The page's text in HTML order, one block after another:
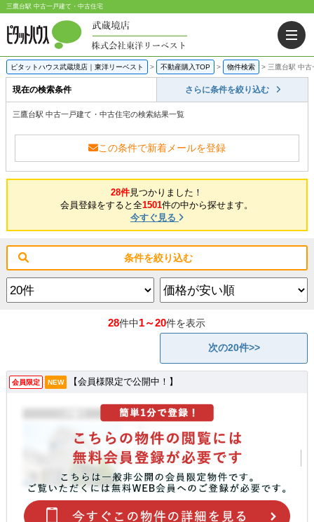
三鷹台駅 中古一戸建て・中古住宅
ピタットハウス武蔵境店｜東洋リーベスト > 不動産購入TOP > 物件検索 > 三鷹台駅 中
現在の検索条件 さらに条件を絞り込む
三鷹台駅 中古一戸建て・中古住宅の検索結果一覧
この条件で新着メールを登録
28件見つかりました！
会員登録をすると全1501件の中から探せます。
今すぐ見る
条件を絞り込む
28件中1～20件を表示
次の20件>>
会員限定 NEW 【会員様限定で公開中！】